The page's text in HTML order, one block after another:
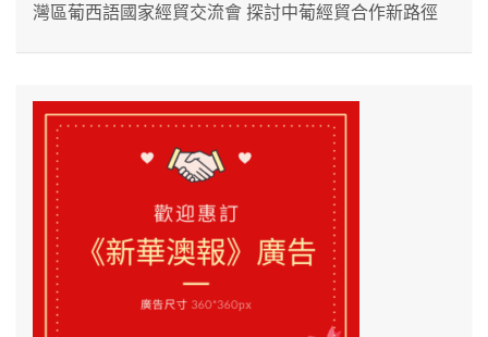
灣區葡西語國家經貿交流會 探討中葡經貿合作新路徑